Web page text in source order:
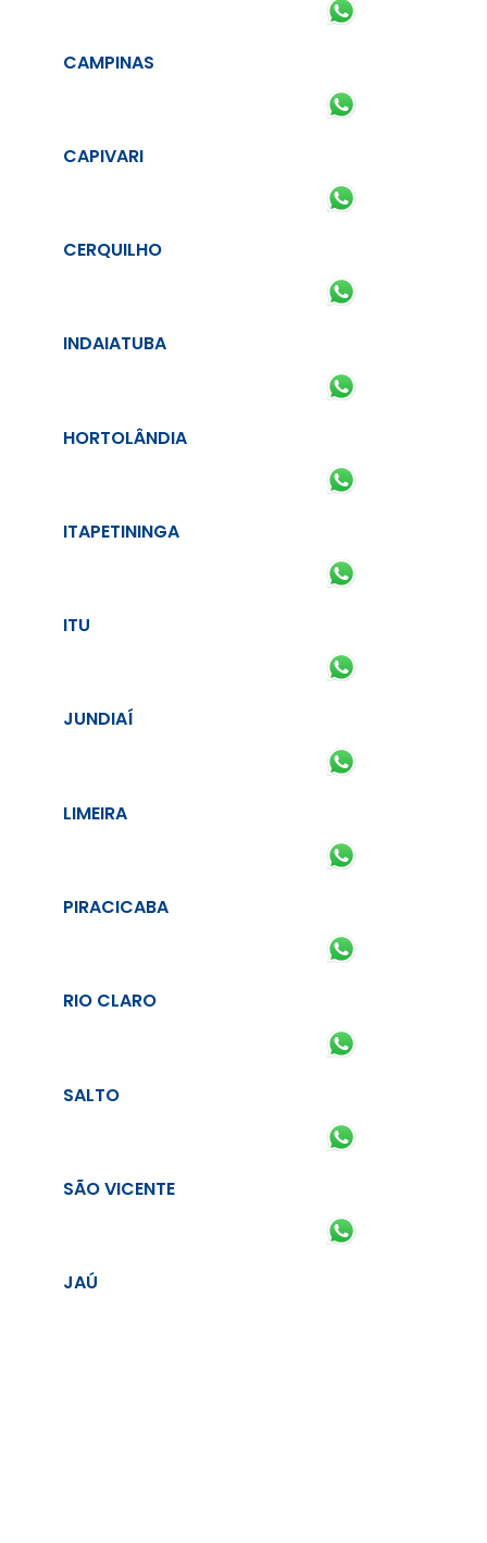
CAMPINAS
CAPIVARI
CERQUILHO
INDAIATUBA
HORTOLÂNDIA
ITAPETININGA
ITU
JUNDIAÍ
LIMEIRA
PIRACICABA
RIO CLARO
SALTO
SÃO VICENTE
JAÚ